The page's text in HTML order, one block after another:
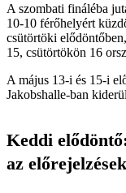
A szombati fináléba
10-10 férőhelyért
csütörtöki
15, csütörtökön 16
A május 13-i és 15-i
Jakobshalle-ban
Keddi
az előrejelzések